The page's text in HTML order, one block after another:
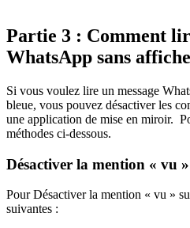
Partie 3 : Comment
WhatsApp sans
Si vous voulez lire un message
bleue, vous pouvez désactiver les
une application de mise en miroir.
méthodes ci-dessous.
Désactiver la mention « vu
Pour Désactiver la mention « vu »
suivantes :